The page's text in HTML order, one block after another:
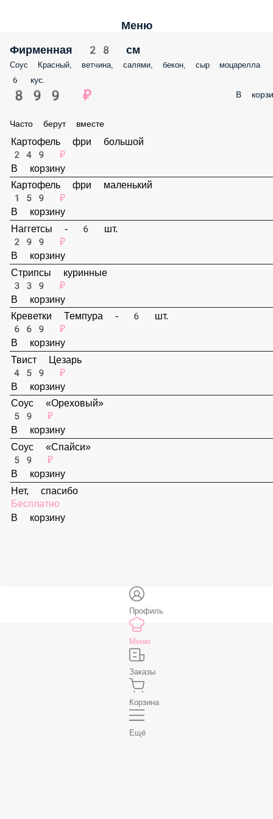
Меню
Фирменная 28 см
Соус Красный, ветчина, салями, бекон, сыр моцарелла
6 кус.
899 ₽ В
Часто берут вместе
Картофель фри большой
249 ₽
В корзину
Картофель фри маленький
159 ₽
В корзину
Наггетсы - 6 шт.
299 ₽
В корзину
Стрипсы куринные
339 ₽
В корзину
Креветки Темпура - 6 шт.
669 ₽
В корзину
Твист Цезарь
459 ₽
В корзину
Соус «Ореховый»
59 ₽
В корзину
Профиль
Меню